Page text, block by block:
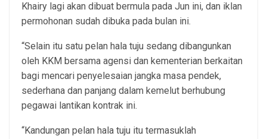
Khairy lagi akan dibuat bermula pada Jun ini, dan iklan
permohonan sudah dibuka pada bulan ini.
“Selain itu satu pelan hala tuju sedang dibangunkan
oleh KKM bersama agensi dan kementerian berkaitan
bagi mencari penyelesaian jangka masa pendek,
sederhana dan panjang dalam kemelut berhubung
pegawai lantikan kontrak ini.
“Kandungan pelan hala tuju itu termasuklah